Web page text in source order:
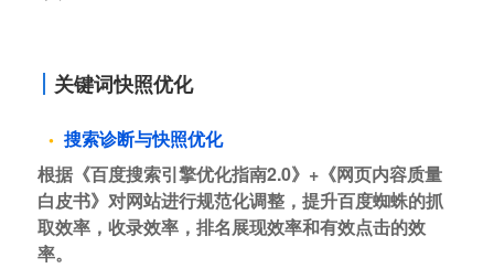
关键词快照优化
搜索诊断与快照优化
根据《百度搜索引擎优化指南2.0》+《网页内容质量
白皮书》对网站进行规范化调整，提升百度蜘蛛的抓
取效率，收录效率，排名展现效率和有效点击的效
率。